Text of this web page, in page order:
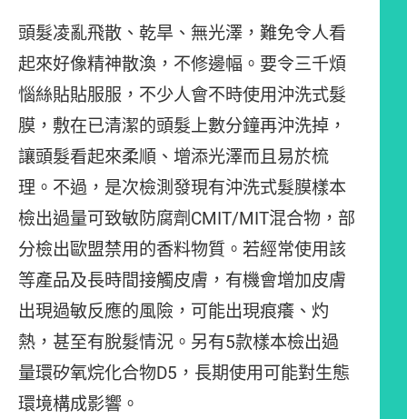
頭髮凌亂飛散、乾旱、無光澤，難免令人看
起來好像精神散渙，不修邊幅。要令三千煩
惱絲貼貼服服，不少人會不時使用沖洗式髮
膜，敷在已清潔的頭髮上數分鐘再沖洗掉，
讓頭髮看起來柔順、增添光澤而且易於梳
理。不過，是次檢測發現有沖洗式髮膜樣本
檢出過量可致敏防腐劑CMIT/MIT混合物，部
分檢出歐盟禁用的香料物質。若經常使用該
等產品及長時間接觸皮膚，有機會增加皮膚
出現過敏反應的風險，可能出現痕癢、灼
熱，甚至有脫髮情況。另有5款樣本檢出過
量環矽氧烷化合物D5，長期使用可能對生態
環境構成影響。